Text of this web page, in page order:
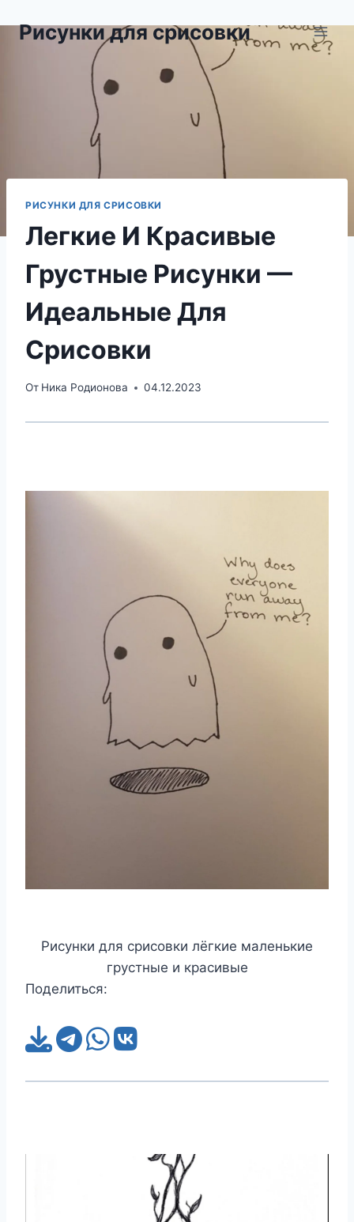
Рисунки для срисовки
РИСУНКИ ДЛЯ СРИСОВКИ
Легкие И Красивые
Грустные Рисунки —
Идеальные Для
Срисовки
От Ника Родионова 04.12.2023
Рисунки для срисовки лёгкие маленькие
грустные и красивые
Поделиться: